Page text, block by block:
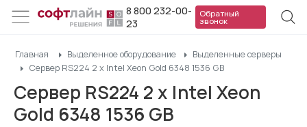
8 800 232-00-
23
Обратный
звонок
Главная Выделенное оборудование
Выделенные серверы
Сервер RS224 2 x Intel Xeon Gold 6348 1536 GB
Сервер RS224 2 x Intel Xeon
Gold 6348 1536 GB